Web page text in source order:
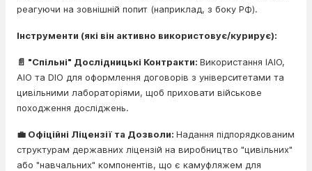
реагуючи на зовнішній попит (наприклад, з боку РФ).
Інструменти (які він активно використовує/курирує):
📄 "Спільні" Дослідницькі Контракти: Використання IAIO,
AIO та DIO для оформлення договорів з університетами та
цивільними лабораторіями, щоб приховати військове
походження досліджень.
💼 Офіційні Ліцензії та Дозволи: Надання підпорядкованим
структурам державних ліцензій на виробництво "цивільних"
або "навчальних" компонентів, що є камуфляжем для